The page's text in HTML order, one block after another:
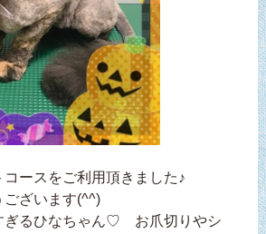
ースをご利用頂きました♪
ございます(^^)
ぎるひなちゃん♡ お爪切りやシ